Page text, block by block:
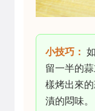
小技巧：
留一半的
樣烤出來
漬的悶味。